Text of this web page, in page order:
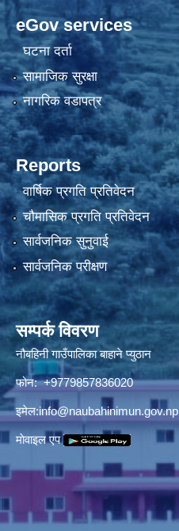
eGov services
घटना दर्ता
सामाजिक सुरक्षा
नागरिक वडापत्र
Reports
वार्षिक प्रगति प्रतिवेदन
चौमासिक प्रगति प्रतिवेदन
सार्वजनिक सुनुवाई
सार्वजनिक परीक्षण
सम्पर्क विवरण
नौबहिनी गाउँपालिका बाहाने प्युठान
फोन: +9779857836020
इमेल:info@naubahinimun.gov.np
माेवाइल एप